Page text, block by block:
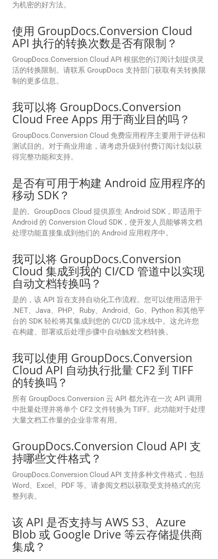
为机密的好方法。
使用 GroupDocs.Conversion Cloud
API 执行的转换次数是否有限制？
GroupDocs.Conversion Cloud API 根据您的订阅计划提供灵
活的转换限制。请联系 GroupDocs 支持部门获取有关转换限
制的更多信息。
我可以将 GroupDocs.Conversion
Cloud Free Apps 用于商业目的吗？
GroupDocs.Conversion Cloud 免费应用程序主要用于评估和
测试目的。对于商业用途，请考虑升级到付费订阅计划以获
得完整功能和支持。
是否有可用于构建 Android 应用程序的
移动 SDK？
是的。GroupDocs Cloud 提供原生 Android SDK，即适用于
Android 的 Conversion Cloud SDK，使开发人员能够将文档
处理功能直接集成到他们的 Android 应用程序中。
我可以将 GroupDocs.Conversion
Cloud 集成到我的 CI/CD 管道中以实现
自动文档转换吗？
是的，该 API 旨在支持自动化工作流程。您可以使用适用于
.NET、Java、PHP、Ruby、Android、Go、Python 和其他平
台的 SDK 轻松将其集成到您的 CI/CD 流水线中。这允许您
在构建、部署或后处理步骤中自动触发文档转换。
我可以使用 GroupDocs.Conversion
Cloud API 自动执行批量 CF2 到 TIFF
的转换吗？
所有 GroupDocs.Conversion 云 API 都允许在一次 API 调用
中批量处理并将单个 CF2 文件转换为 TIFF。此功能对于处理
大量文档工作量的企业非常有用。
GroupDocs.Conversion Cloud API 支
持哪些文件格式？
GroupDocs.Conversion Cloud API 支持多种文件格式，包括
Word、Excel、PDF 等。请参阅文档以获取受支持格式的完
整列表。
该 API 是否支持与 AWS S3、Azure
Blob 或 Google Drive 等云存储提供商
集成？